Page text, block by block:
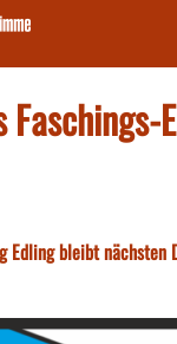
Faschings-
Edling bleibt nächsten